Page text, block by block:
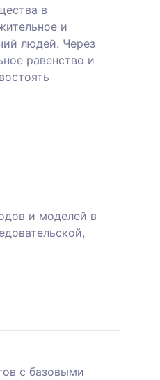
в
и
людей. Через
равенство и
и моделей в
с базовыми